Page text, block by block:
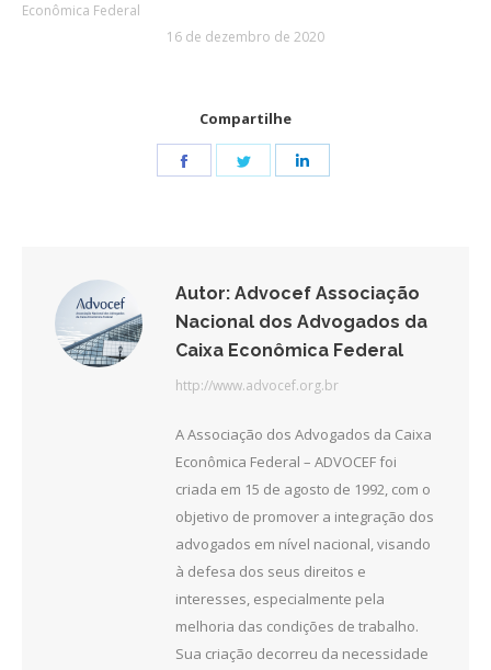
Econômica Federal
16 de dezembro de 2020
Compartilhe
Share
Share
Autor: Advocef Associação
Nacional dos Advogados da
Caixa Econômica Federal
http://www.advocef.org.br
A Associação dos Advogados da Caixa
Econômica Federal – ADVOCEF foi
criada em 15 de agosto de 1992, com o
objetivo de promover a integração dos
advogados em nível nacional, visando
à defesa dos seus direitos e
interesses, especialmente pela
melhoria das condições de trabalho.
Sua criação decorreu da necessidade